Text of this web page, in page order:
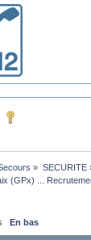
» SECURITE
(GPx) ...
En bas